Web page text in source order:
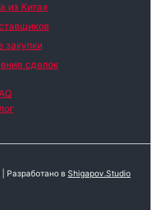
из Китая
закупки
сделок
Разработано в Shigapov.Studio